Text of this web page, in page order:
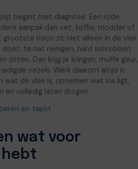
begint met diagnose. Een rode
aanpak dan vet, koffie, modder of
grootste risico zit niet alleen in de vlek
doet: te nat reinigen, hard schrobben
zitten. Dan krijg je kringen, muffe geur,
vezels. Werk daarom altijd in
wat de vlek is, opnemen wat los ligt,
en volledig laten drogen.
en tapijt
wat voor